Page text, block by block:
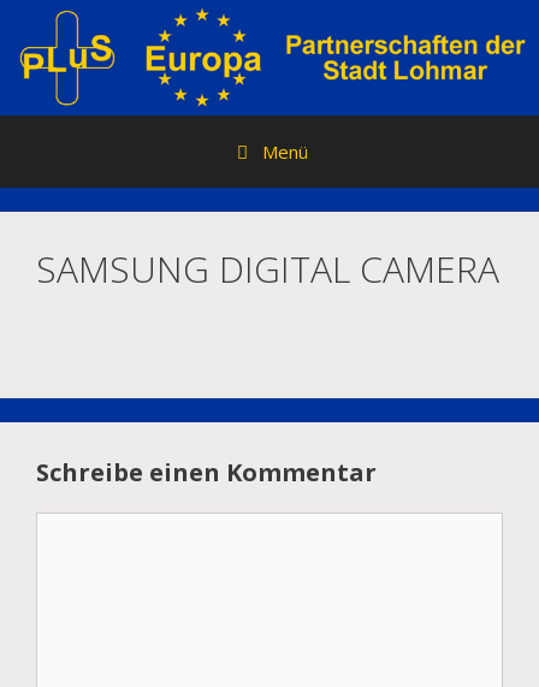
Inhalt
springen
Menü
SAMSUNG DIGITAL CAMERA
Schreibe einen Kommentar